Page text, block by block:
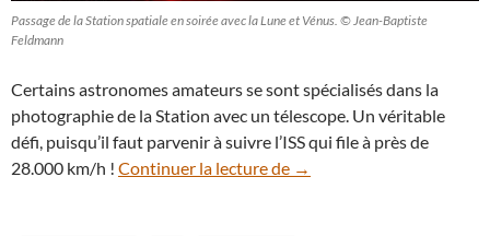
Passage de la Station spatiale en soirée avec la Lune et Vénus. © Jean-Baptiste
Feldmann
Certains astronomes amateurs se sont spécialisés dans la
photographie de la Station avec un télescope. Un véritable
défi, puisqu’il faut parvenir à suivre l’ISS qui file à près de
28.000 km/h ! Continuer la lecture de Pendant trois semaines,
→